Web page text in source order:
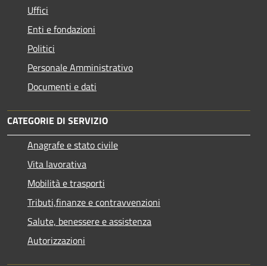
Uffici
Enti e fondazioni
Politici
Personale Amministrativo
Documenti e dati
CATEGORIE DI SERVIZIO
Anagrafe e stato civile
Vita lavorativa
Mobilità e trasporti
Tributi,finanze e contravvenzioni
Salute, benessere e assistenza
Autorizzazioni